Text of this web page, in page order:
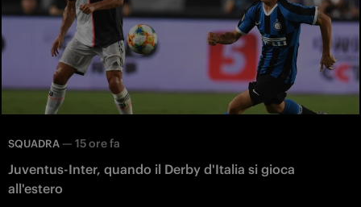
SQUADRA — 15 ore fa
Juventus-Inter, quando il Derby d'Italia si gioca
all'estero